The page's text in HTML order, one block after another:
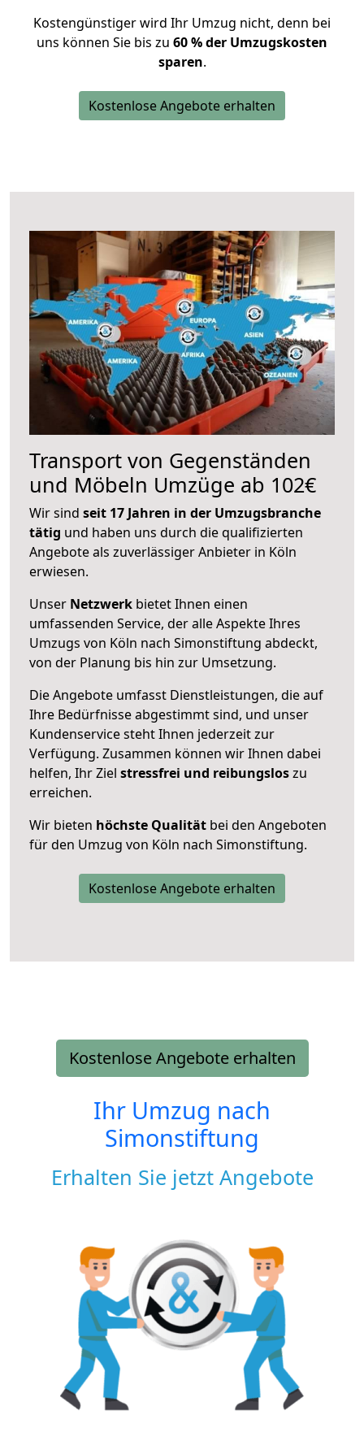
Kostengünstiger wird Ihr Umzug nicht, denn bei
uns können Sie bis zu 60 % der Umzugskosten
sparen.
Kostenlose Angebote erhalten
Transport von Gegenständen
und Möbeln Umzüge ab 102€
Wir sind seit 17 Jahren in der Umzugsbranche
tätig und haben uns durch die qualifizierten
Angebote als zuverlässiger Anbieter in Köln
erwiesen.
Unser Netzwerk bietet Ihnen einen
umfassenden Service, der alle Aspekte Ihres
Umzugs von Köln nach Simonstiftung abdeckt,
von der Planung bis hin zur Umsetzung.
Die Angebote umfasst Dienstleistungen, die auf
Ihre Bedürfnisse abgestimmt sind, und unser
Kundenservice steht Ihnen jederzeit zur
Verfügung. Zusammen können wir Ihnen dabei
helfen, Ihr Ziel stressfrei und reibungsloszu
erreichen.
Wir bieten höchste Qualität bei den Angeboten
für den Umzug von Köln nach Simonstiftung.
Kostenlose Angebote erhalten
Kostenlose Angebote erhalten
Ihr Umzug nach
Simonstiftung
Erhalten Sie jetzt Angebote